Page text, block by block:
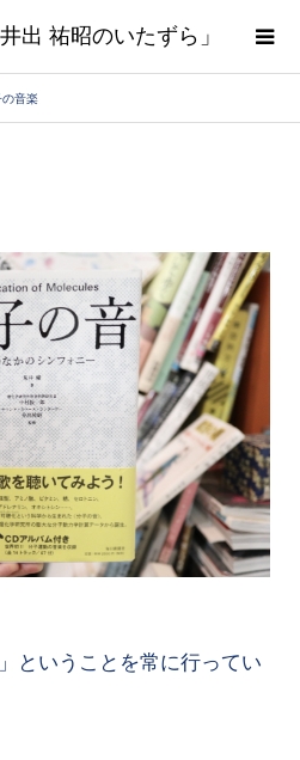
出 祐昭のいたずら」
音楽
ということを常に行ってい